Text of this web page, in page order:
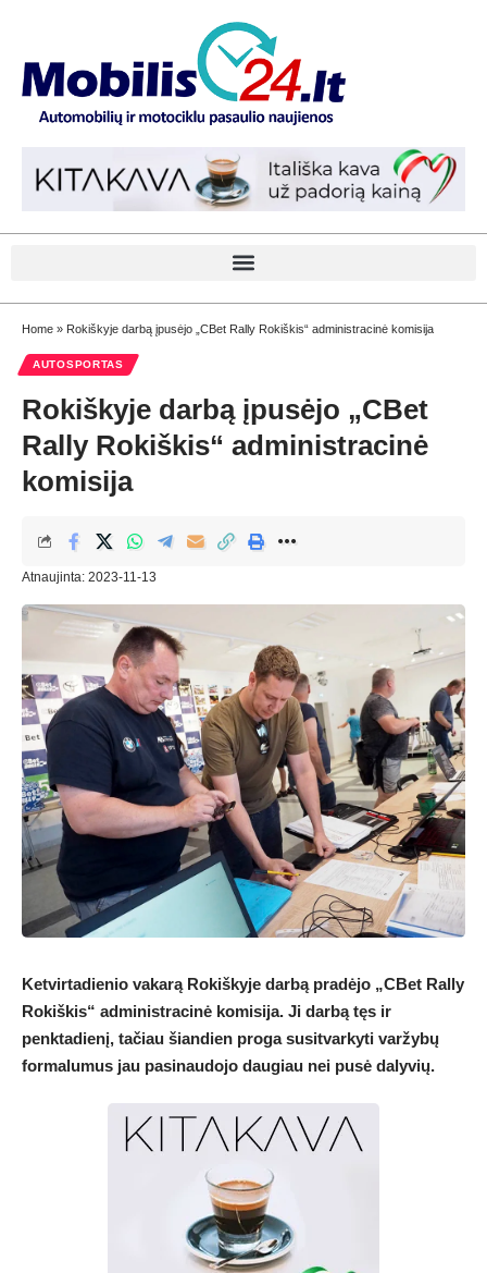
Home » Rokiškyje darbą įpusėjo „CBet Rally Rokiškis“ administracinė komisija
AUTOSPORTAS
Rokiškyje darbą įpusėjo „CBet
Rally Rokiškis“ administracinė
komisija
Atnaujinta: 2023-11-13
Ketvirtadienio vakarą Rokiškyje darbą pradėjo „CBet Rally
Rokiškis“ administracinė komisija. Ji darbą tęs ir
penktadienį, tačiau šiandien proga susitvarkyti varžybų
formalumus jau pasinaudojo daugiau nei pusė dalyvių.